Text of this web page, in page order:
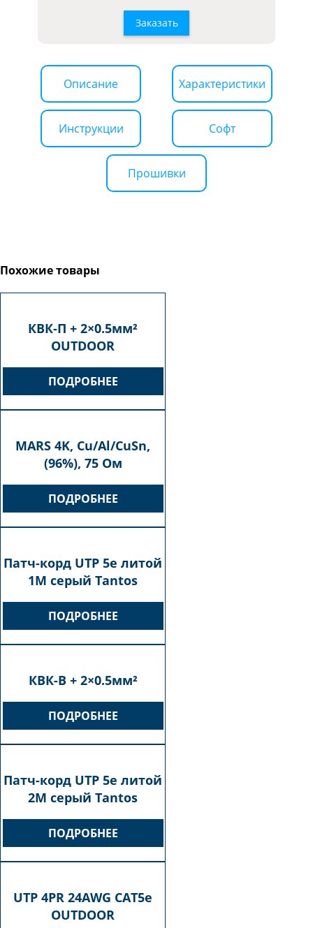
Заказать
Описание Характеристики
Инструкции Софт
Прошивки
Похожие товары
КВК-П + 2×0.5мм²
OUTDOOR
ПОДРОБНЕЕ
MARS 4K, Cu/Al/CuSn,
(96%), 75 Ом
ПОДРОБНЕЕ
Патч-корд UTP 5e литой
1М серый Tantos
ПОДРОБНЕЕ
КВК-В + 2×0.5мм²
ПОДРОБНЕЕ
Патч-корд UTP 5e литой
2М серый Tantos
ПОДРОБНЕЕ
UTP 4PR 24AWG CAT5e
OUTDOOR